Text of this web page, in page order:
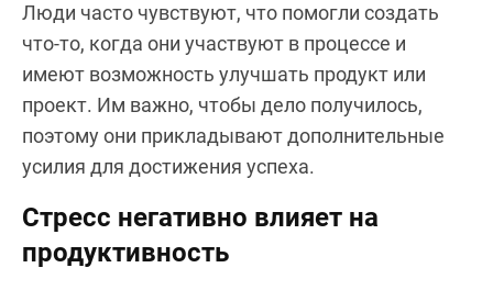
Люди часто чувствуют, что помогли создать
что-то, когда они участвуют в процессе и
имеют возможность улучшать продукт или
проект. Им важно, чтобы дело получилось,
поэтому они прикладывают дополнительные
усилия для достижения успеха.
Стресс негативно влияет на
продуктивность